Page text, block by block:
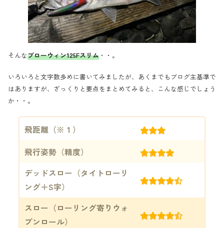
そんなブローウィン125Fスリム ・・。
いろいろと文字数多めに書いてみましたが、あくまでもブログ主基準で
はありますが、ざっくりと要点をまとめてみると、こんな感じでしょう
か・・。
飛距離（※１）
飛行姿勢（精度）
デッドスロー（タイトローリ
ング＋S字）
(4.5)
スロー（ローリング寄りウォ
ブンロール）
(4.5)